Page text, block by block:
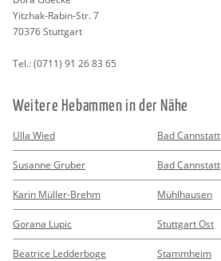
Yitz­hak-Rabin-Str. 7
70376Stutt­gart
Tel.:(0711) 91 26 83 65
Wei­te­re Heb­am­men in der Nähe
Ulla Wied Bad Cannstatt
Susanne Gruber Bad Cannstatt
Karin Müller-Brehm Mühlhausen
Gorana Lupic Stuttgart Ost
Beatrice Ledderboge Stammheim